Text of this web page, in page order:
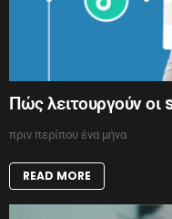
Πώς λειτουργούν
πριν περίπου ένα μήνα
READ MORE